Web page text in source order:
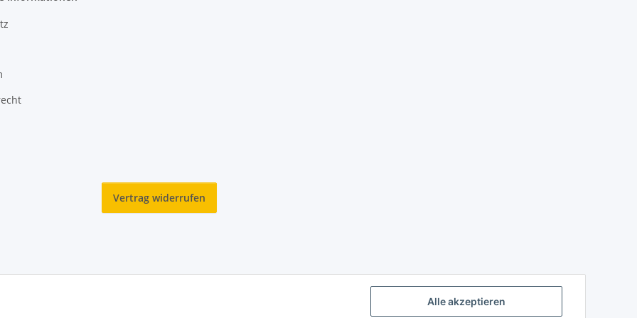
Alle akzeptieren
Vertrag widerrufen